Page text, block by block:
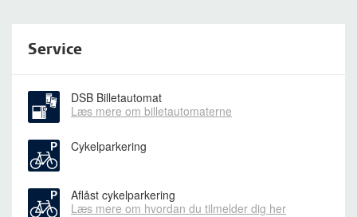
Service
DSB Billetautomat
Læs mere om billetautomaterne
Cykelparkering
Aflåst cykelparkering
Læs mere om hvordan du tilmelder dig her